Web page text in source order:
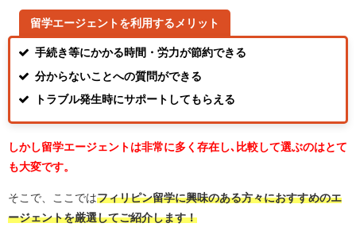
留学エージェントを利用するメリット
手続き等にかかる時間・労力が節約できる
分からないことへの質問ができる
トラブル発生時にサポートしてもらえる
しかし留学エージェントは非常に多く存在し､比較して選ぶのはとて
も大変です。
そこで、ここではフィリピン留学に興味のある方々におすすめのエ
ージェントを厳選してご紹介します！